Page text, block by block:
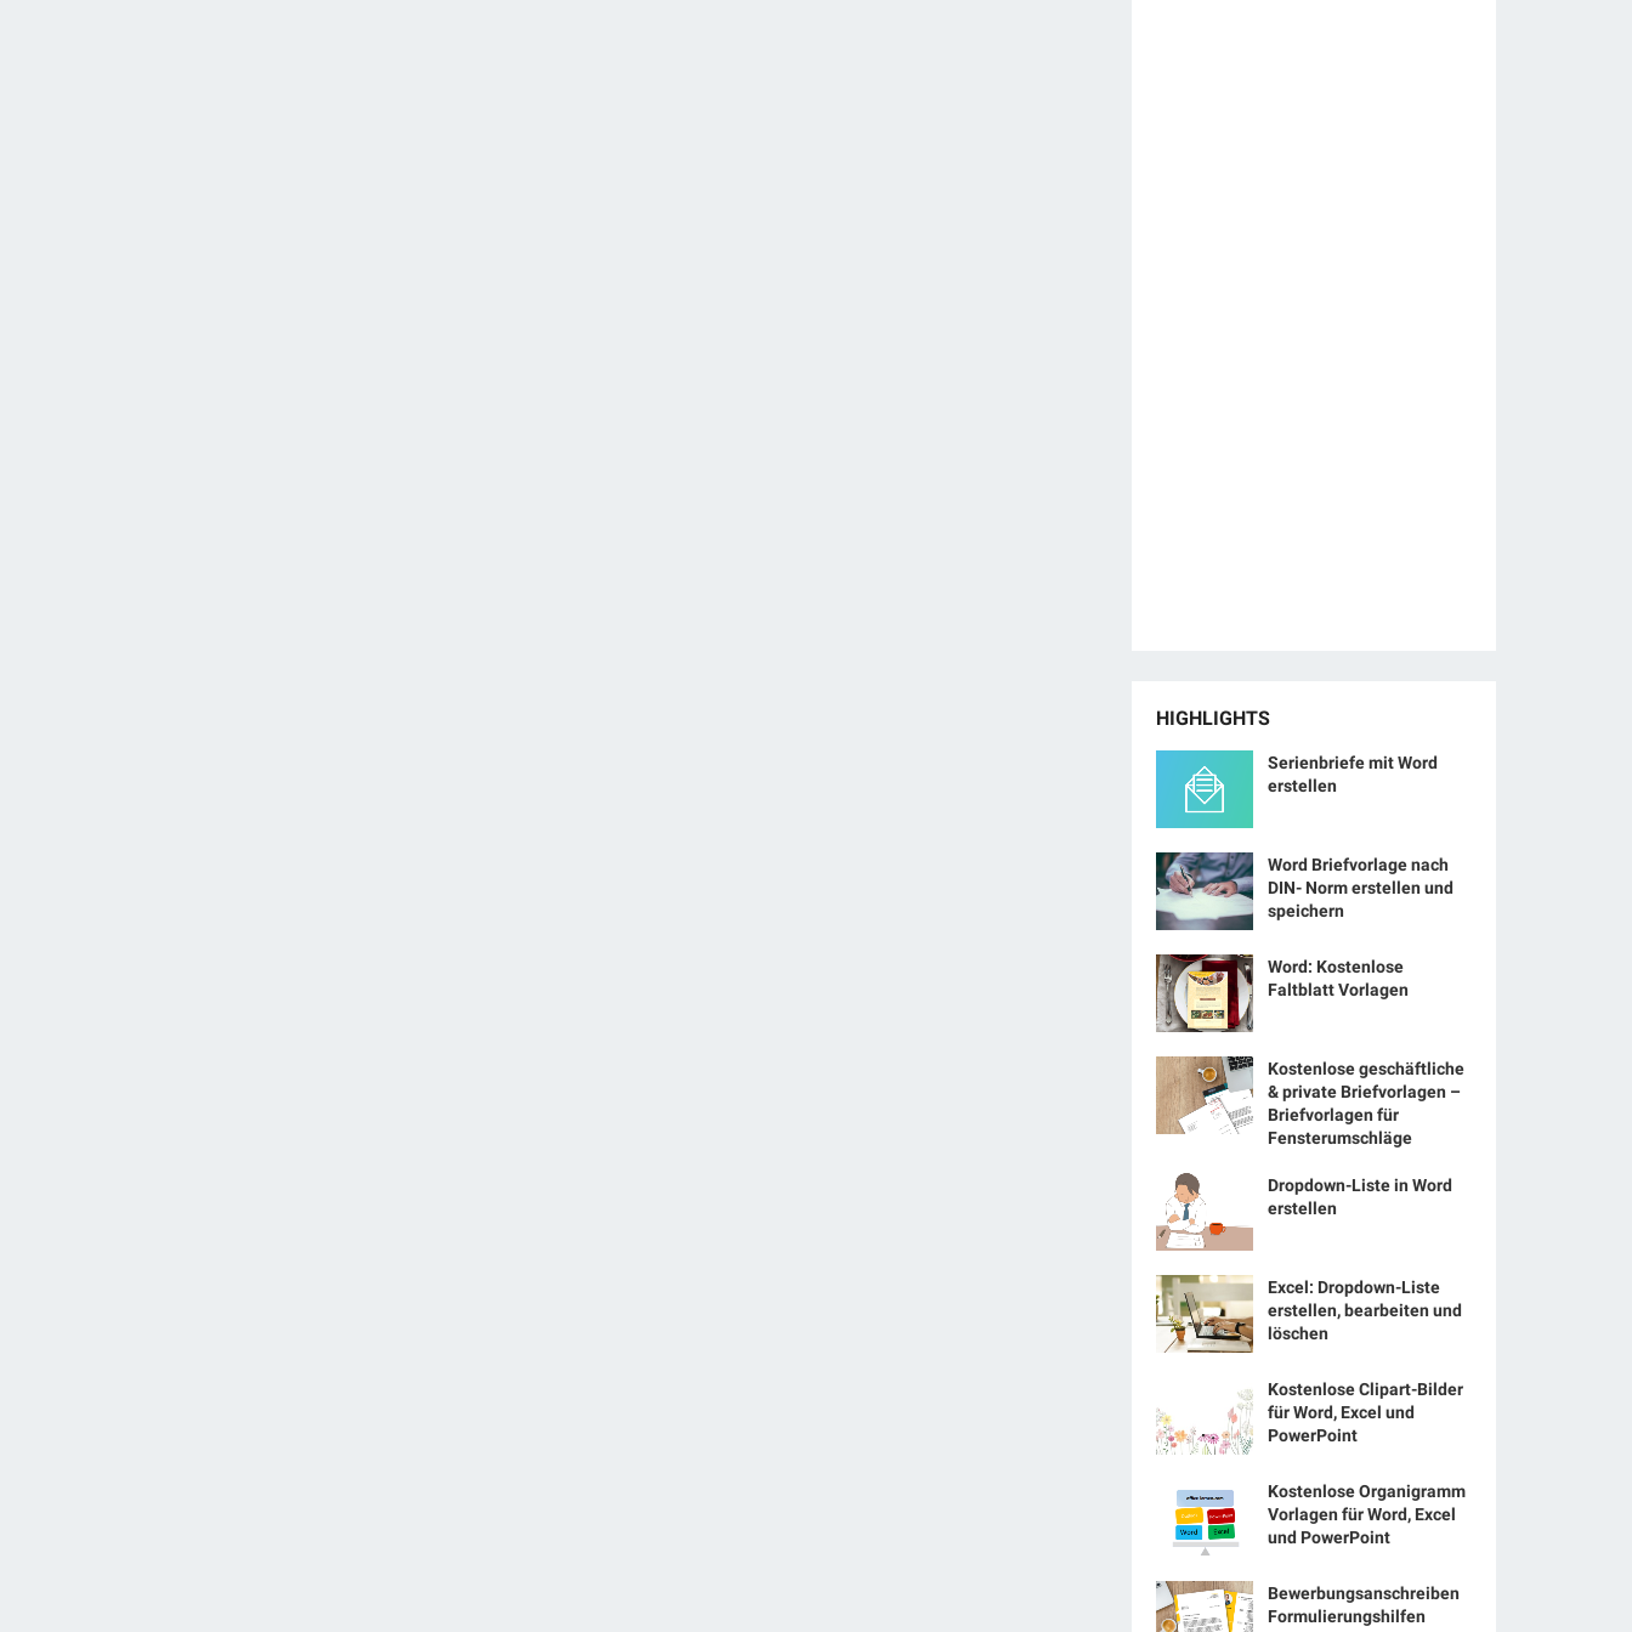
HIGHLIGHTS
Serienbriefe mit Word
erstellen
Word Briefvorlage nach
DIN- Norm erstellen und
speichern
Word: Kostenlose
Faltblatt Vorlagen
Kostenlose geschäftliche
& private Briefvorlagen –
Briefvorlagen für
Fensterumschläge
Dropdown-Liste in Word
erstellen
Excel: Dropdown-Liste
erstellen, bearbeiten und
löschen
Kostenlose Clipart-Bilder
für Word, Excel und
PowerPoint
Kostenlose Organigramm
Vorlagen für Word, Excel
und PowerPoint
Bewerbungsanschreiben
Formulierungshilfen